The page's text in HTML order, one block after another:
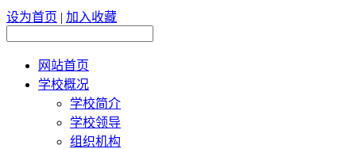
设为首页 | 加入收藏
网站首页
学校概况
学校简介
学校领导
组织机构